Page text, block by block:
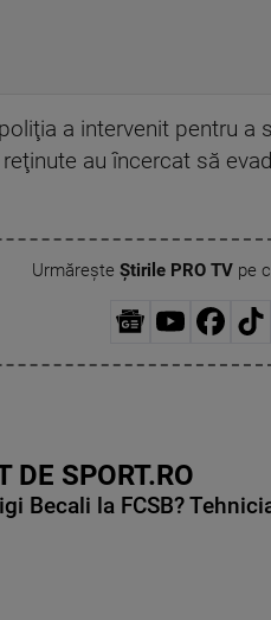
a intervenit pentru
au încercat să
Urmărește Știrile PRO TVpe
DE SPORT.RO
Becali la FCSB?